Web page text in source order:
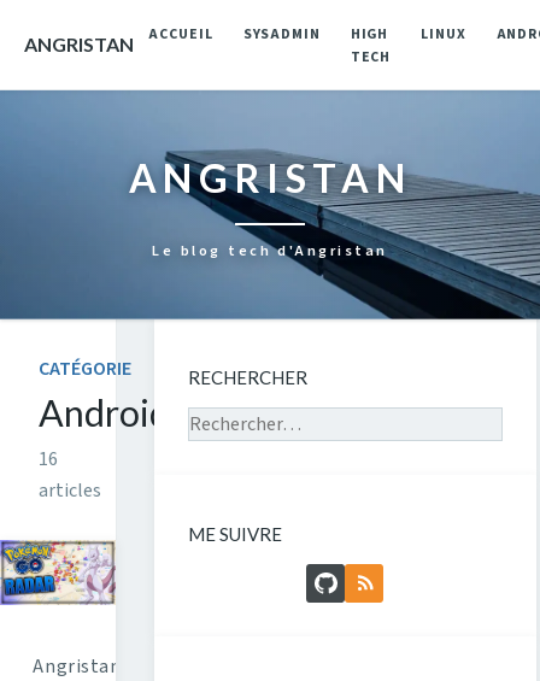
ANGRISTAN ACCUEIL SYSADMIN
HIGH
TECH
LINUX
ANGRISTAN
Le blog tech d'Angristan
CATÉGORIE
Android
16
articles
Angristan
RECHERCHER
Rechercher sur le site
ME SUIVRE
GitHubFlux RSS